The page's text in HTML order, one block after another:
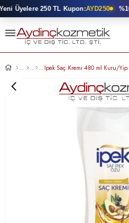
Üyelere 250 TL Kupon:AYD250
İpek Saç Kremi 480 ml Kuru/Yip.